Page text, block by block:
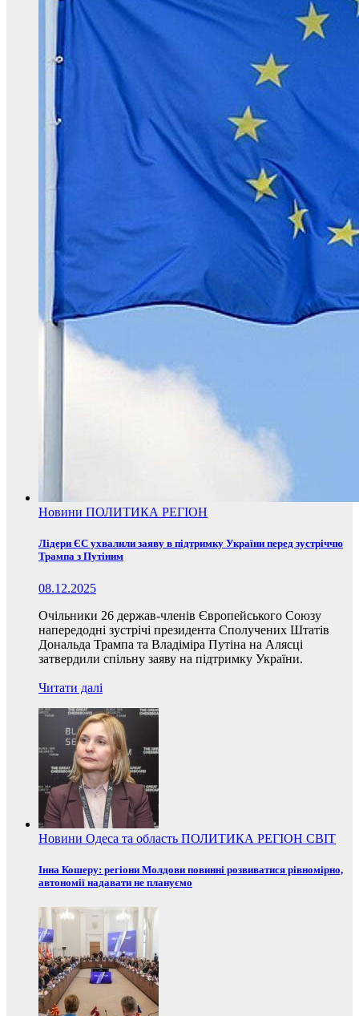
Новини ПОЛИТИКА РЕГІОН
Лідери ЄС ухвалили заяву в підтримку України перед зустріччю
Трампа з Путіним
08.12.2025
Очільники 26 держав-членів Європейського Союзу
напередодні зустрічі президента Сполучених Штатів
Дональда Трампа та Владіміра Путіна на Алясці
затвердили спільну заяву на підтримку України.
Читати далі
Новини Одеса та область ПОЛИТИКА РЕГІОН СВІТ
Інна Кошеру: регіони Молдови повинні розвиватися рівномірно,
автономії надавати не плануємо